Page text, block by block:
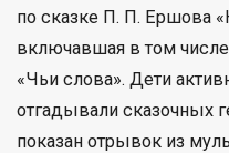
по сказке П. П. Ершова
включавшая в том
«Чьи слова». Дети
отгадывали сказочных
показан отрывок из